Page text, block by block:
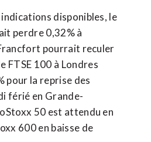
indications disponibles, le
perdre 0,32% à
pourrait reculer
FTSE 100 à Londres
pour la reprise des
férié en Grande-
50 ​est attendu en
600 en baisse de